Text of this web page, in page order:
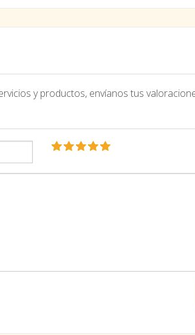
y productos, envíanos tus